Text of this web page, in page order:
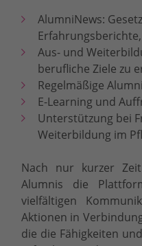
AlumniNews:
Aus- und
berufliche Ziele zu
Regelmäßige
E-Learning und
Unterstützung bei
Weiterbildung im
Nach nur kurzer
Alumnis die
vielfältigen
Aktionen in
die die Fähigkeiten